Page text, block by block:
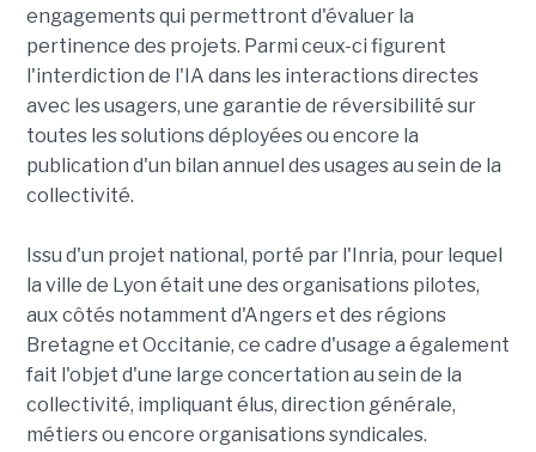
engagements qui permettront d'évaluer la
pertinence des projets. Parmi ceux-ci figurent
l'interdiction de l'IA dans les interactions directes
avec les usagers, une garantie de réversibilité sur
toutes les solutions déployées ou encore la
publication d'un bilan annuel des usages au sein de la
collectivité.
Issu d'un projet national, porté par l'Inria, pour lequel
la ville de Lyon était une des organisations pilotes,
aux côtés notamment d'Angers et des régions
Bretagne et Occitanie, ce cadre d'usage a également
fait l'objet d'une large concertation au sein de la
collectivité, impliquant élus, direction générale,
métiers ou encore organisations syndicales.